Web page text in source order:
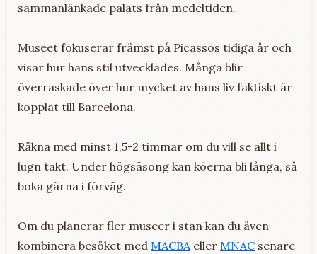
sammanlänkade palats från medeltiden.
Museet fokuserar främst på Picassos tidiga år och
visar hur hans stil utvecklades. Många blir
överraskade över hur mycket av hans liv faktiskt är
kopplat till Barcelona.
Räkna med minst 1,5-2 timmar om du vill se allt i
lugn takt. Under högsäsong kan köerna bli långa, så
boka gärna i förväg.
Om du planerar fler museer i stan kan du även
kombinera besöket med MACBAeller MNAC senare